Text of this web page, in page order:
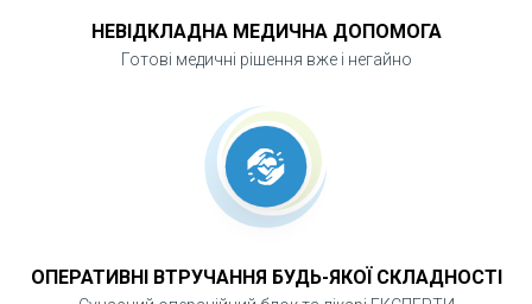
НЕВІДКЛАДНА МЕДИЧНА ДОПОМОГА
Готові медичні рішення вже і негайно
ОПЕРАТИВНІ ВТРУЧАННЯ БУДЬ-ЯКОЇ СКЛАДНОСТІ